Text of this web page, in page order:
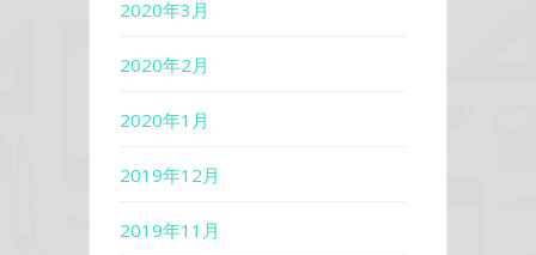
2020年3月
2020年2月
2020年1月
2019年12月
2019年11月